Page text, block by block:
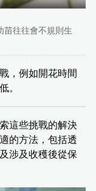
苗往往會不規則生
，例如開花時間
。
這些挑戰的解決
的方法，包括透
涉及收穫後從保